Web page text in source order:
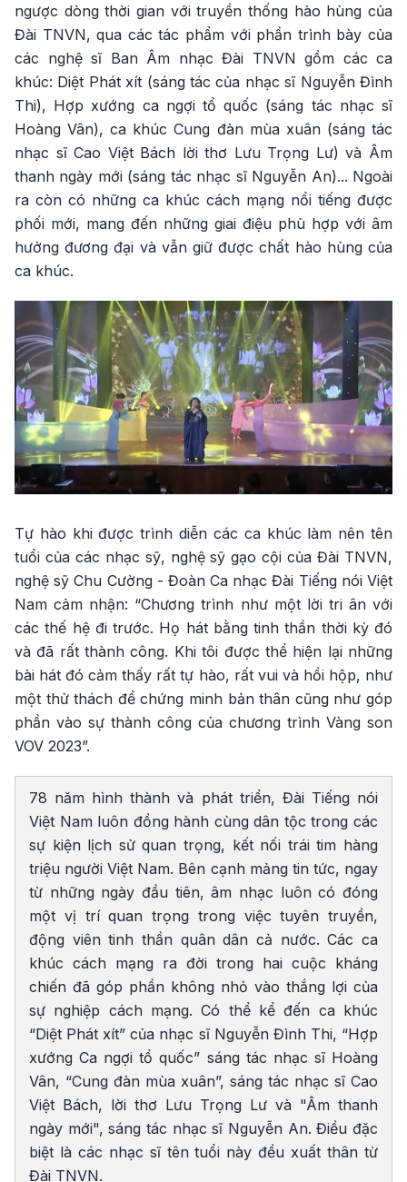
ngược dòng thời gian với truyền thống hào hùng của
Đài TNVN, qua các tác phẩm với phần trình bày của
các nghệ sĩ Ban Âm nhạc Đài TNVN gồm các ca
khúc: Diệt Phát xít (sáng tác của nhạc sĩ Nguyễn Đình
Thi), Hợp xướng ca ngợi tổ quốc (sáng tác nhạc sĩ
Hoàng Vân), ca khúc Cung đàn mùa xuân (sáng tác
nhạc sĩ Cao Việt Bách lời thơ Lưu Trọng Lư) và Âm
thanh ngày mới (sáng tác nhạc sĩ Nguyễn An)... Ngoài
ra còn có những ca khúc cách mạng nổi tiếng được
phối mới, mang đến những giai điệu phù hợp với âm
hưởng đương đại và vẫn giữ được chất hào hùng của
ca khúc.
Tự hào khi được trình diễn các ca khúc làm nên tên
tuổi của các nhạc sỹ, nghệ sỹ gạo cội của Đài TNVN,
nghệ sỹ Chu Cường - Đoàn Ca nhạc Đài Tiếng nói Việt
Nam cảm nhận: “Chương trình như một lời tri ân với
các thế hệ đi trước. Họ hát bằng tinh thần thời kỳ đó
và đã rất thành công. Khi tôi được thể hiện lại những
bài hát đó cảm thấy rất tự hào, rất vui và hồi hộp, như
một thử thách để chứng minh bản thân cũng như góp
phần vào sự thành công của chương trình Vàng son
VOV 2023”.
78 năm hình thành và phát triển, Đài Tiếng nói
Việt Nam luôn đồng hành cùng dân tộc trong các
sự kiện lịch sử quan trọng, kết nối trái tim hàng
triệu người Việt Nam. Bên cạnh mảng tin tức, ngay
từ những ngày đầu tiên, âm nhạc luôn có đóng
một vị trí quan trọng trong việc tuyên truyền,
động viên tinh thần quân dân cả nước. Các ca
khúc cách mạng ra đời trong hai cuộc kháng
chiến đã góp phần không nhỏ vào thắng lợi của
sự nghiệp cách mạng. Có thể kể đến ca khúc
“Diệt Phát xít” của nhạc sĩ Nguyễn Đình Thi, “Hợp
xướng Ca ngợi tổ quốc” sáng tác nhạc sĩ Hoàng
Vân, “Cung đàn mùa xuân”, sáng tác nhạc sĩ Cao
Việt Bách, lời thơ Lưu Trọng Lư và "Âm thanh
ngày mới", sáng tác nhạc sĩ Nguyễn An. Điều đặc
biệt là các nhạc sĩ tên tuổi này đều xuất thân từ
Đài TNVN.